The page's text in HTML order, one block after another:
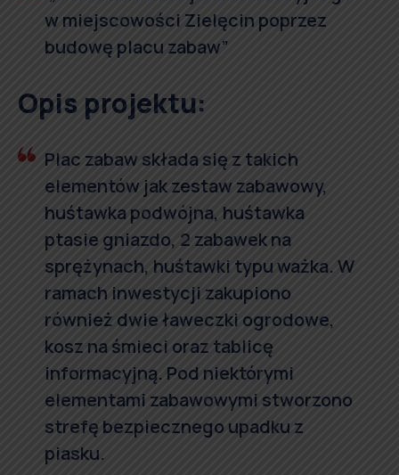
w miejscowości Zielęcin poprzez
budowę placu zabaw”
Opis projektu:
Plac zabaw składa się z takich
elementów jak zestaw zabawowy,
huśtawka podwójna, huśtawka
ptasie gniazdo, 2 zabawek na
sprężynach, huśtawki typu ważka. W
ramach inwestycji zakupiono
również dwie ławeczki ogrodowe,
kosz na śmieci oraz tablicę
informacyjną. Pod niektórymi
elementami zabawowymi stworzono
strefę bezpiecznego upadku z
piasku.